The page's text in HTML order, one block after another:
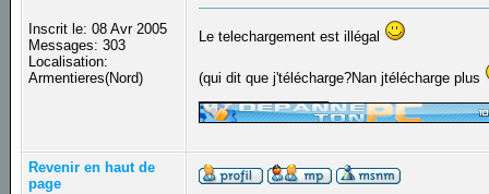
Inscrit le: 08 Avr 2005
Messages: 303
Localisation:
Armentieres(Nord)
Le telechargement est illégal
(qui dit que j'télécharge?Nan jtélécharge plus
Revenir en haut de
page